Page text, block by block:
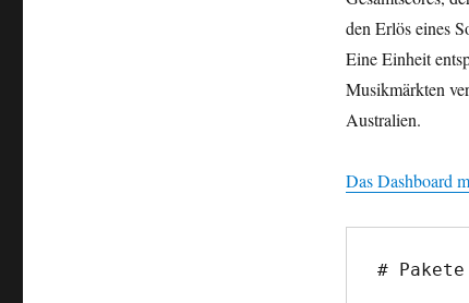
den Erlös eines
Eine Einheit
Musikmärkten
Australien.
Das Dashboard
#